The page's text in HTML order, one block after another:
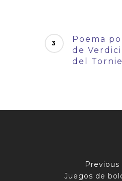
Poema
de
del
Previous
Juegos de